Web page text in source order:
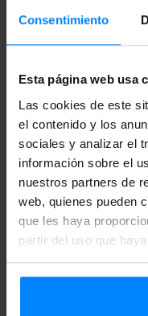
Consentimiento
Esta página web usa
Las cookies de este
el contenido y los
sociales y analizar el
información sobre el
nuestros partners de
web, quienes pueden
que les haya
partir del uso que
19
Ago 2025
EDINBURGH
BASE: DAB
Edinburgh